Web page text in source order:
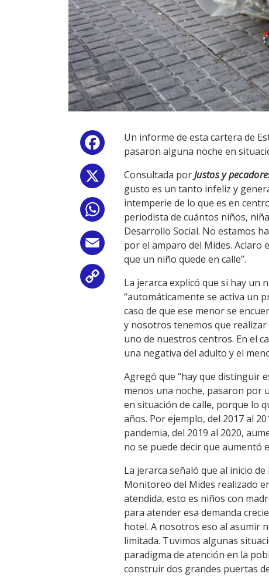
Facebook
WhatsApp
Email
Copy
Un informe de esta cartera de
pasaron alguna noche en
Consultada porJustos y
gusto es un tanto infeliz y
intemperie de lo que es en
periodista de cuántos niños,
Desarrollo Social. No estamos
por el amparo del Mides. Aclaro
que un niño quede en calle”.
La jerarca explicó que si hay un
“automáticamente se activa un
caso de que ese menor se
y nosotros tenemos que
uno de nuestros centros. En el
una negativa del adulto y el
Agregó que “hay que distinguir
menos una noche, pasaron por
en situación de calle, porque lo
años. Por ejemplo, del 2017 al
pandemia, del 2019 al 2020,
no se puede decir que aumentó
La jerarca señaló que al inicio
Monitoreo del Mides realizado
atendida, esto es niños con
para atender esa demanda
hotel. A nosotros eso al asumir
limitada. Tuvimos algunas
paradigma de atención en la
construir dos grandes puertas